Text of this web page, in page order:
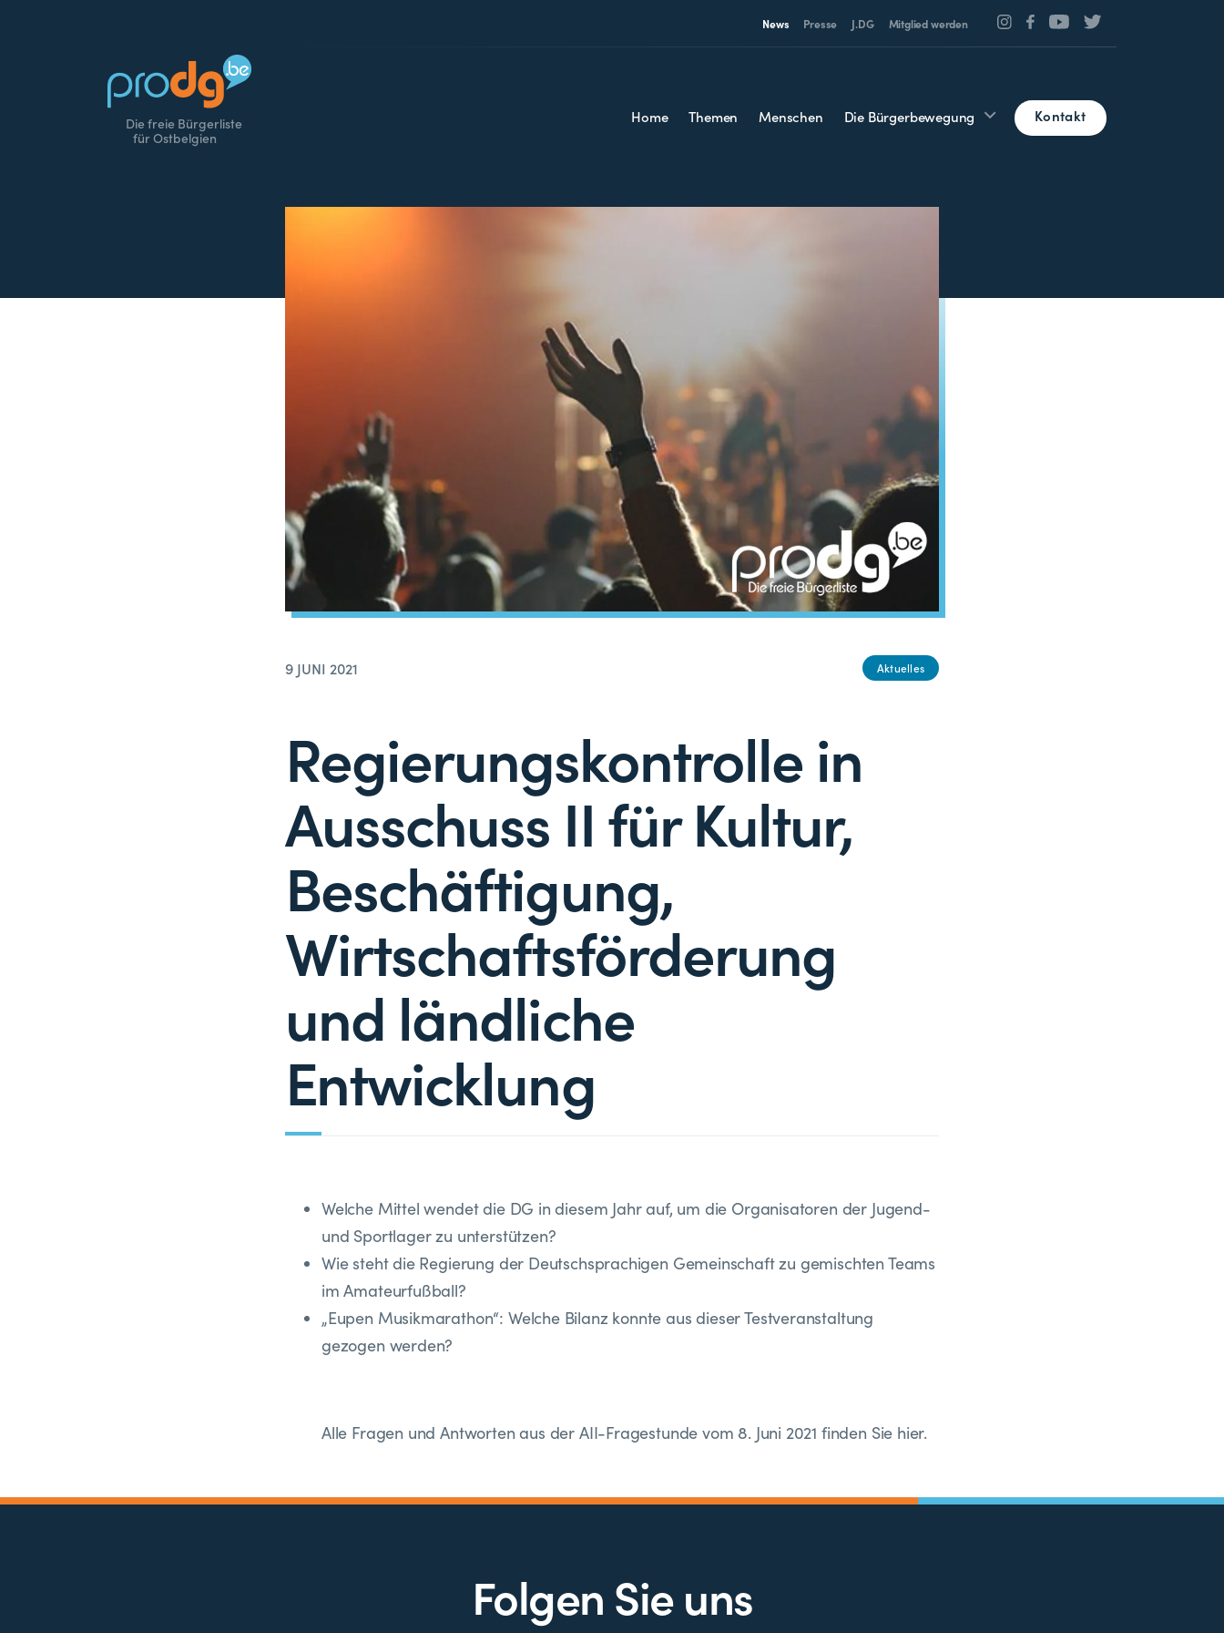
News Presse J.DG Mitglied werden
Die freie Bürgerliste
für Ostbelgien
Home Themen Menschen Die Bürgerbewegung Kontakt
9 JUNI 2021 Aktuelles
Regierungskontrolle in
Ausschuss II für Kultur,
Beschäftigung,
Wirtschaftsförderung
und ländliche
Entwicklung
Welche Mittel wendet die DG in diesem Jahr auf, um die Organisatoren der Jugend-
und Sportlager zu unterstützen?
Wie steht die Regierung der Deutschsprachigen Gemeinschaft zu gemischten Teams
im Amateurfußball?
„Eupen Musikmarathon“: Welche Bilanz konnte aus dieser Testveranstaltung
gezogen werden?
Alle Fragen und Antworten aus der AII-Fragestunde vom 8. Juni 2021 finden Sie hier.
Folgen Sie uns